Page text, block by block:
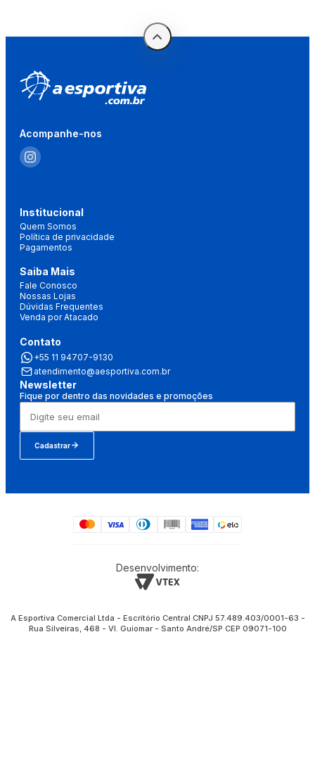
Acompanhe-nos
Institucional
Quem Somos
Política de privacidade
Pagamentos
Saiba Mais
Fale Conosco
Nossas Lojas
Dúvidas Frequentes
Venda por Atacado
Contato
+55 11 94707-9130
atendimento@aesportiva.com.br
Newsletter
Fique por dentro das novidades e promoções
Cadastrar
Desenvolvimento:
A Esportiva Comercial Ltda - Escritório Central CNPJ 57.489.403/0001-63 -
Rua Silveiras, 468 - Vl. Guiomar - Santo André/SP CEP 09071-100